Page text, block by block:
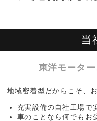
当
東洋モータ
地域密着型だからこそ、
充実設備の自社工場で
車のことなら何でもお